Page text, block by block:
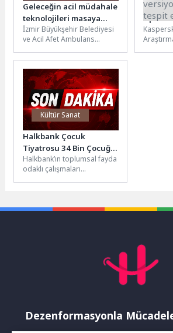
Geleceğin acil müdahale
teknolojileri masaya
yatırıldı
İzmir Büyükşehir Belediyesi
ve Acil Afet Ambulans
tarafından düzenlenen “Acil
Hizmetlerde Yeni...
Kültür Sanat
Halkbank Çocuk
Tiyatrosu 34 Bin Çocuğa
Ulaştı
Halkbank’ın toplumsal fayda
odaklı çalışmaları
Kahramanlar: Dünyamızı
Dezenformasyonla